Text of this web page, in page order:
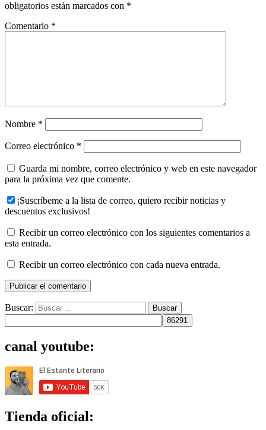
obligatorios están marcados con *
Comentario *
Nombre *
Correo electrónico *
Guarda mi nombre, correo electrónico y web en este navegador
para la próxima vez que comente.
¡Suscríbeme a la lista de correo, quiero recibir noticias y
descuentos exclusivos!
Recibir un correo electrónico con los siguientes comentarios a
esta entrada.
Recibir un correo electrónico con cada nueva entrada.
Buscar:
canal youtube:
Tienda oficial: